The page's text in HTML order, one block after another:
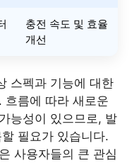
충전 속도 및 효율
개선
스펙과 기능에 대한
흐름에 따라 새로운
능성이 있으므로, 발
필요가 있습니다.
사용자들의 큰 관심